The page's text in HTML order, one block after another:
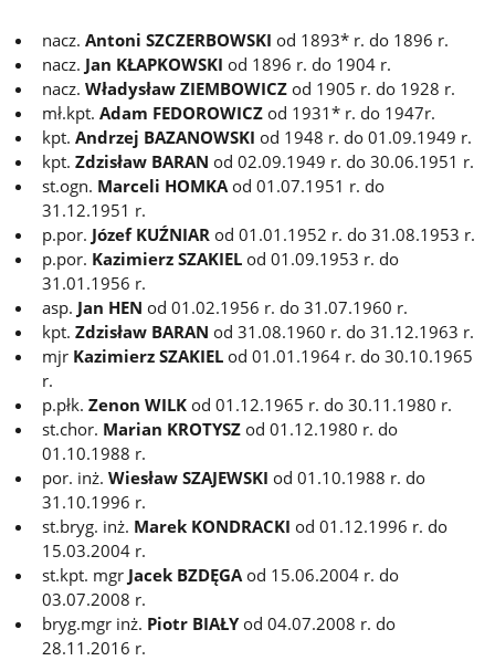
nacz.Antoni SZCZERBOWSKIod 1893* r. do 1896 r.
nacz. Jan KŁAPKOWSKIod 1896 r. do 1904 r.
nacz.Władysław ZIEMBOWICZod 1905 r. do 1928 r.
mł.kpt.Adam FEDOROWICZod 1931* r. do 1947r.
kpt.Andrzej BAZANOWSKIod 1948 r. do 01.09.1949 r.
kpt.Zdzisław BARANod 02.09.1949 r. do 30.06.1951 r.
st.ogn. Marceli HOMKAod 01.07.1951 r. do
31.12.1951 r.
p.por. Józef KUŹNIARod 01.01.1952 r. do 31.08.1953 r.
p.por. Kazimierz SZAKIELod 01.09.1953 r. do
31.01.1956 r.
asp. Jan HENod 01.02.1956 r. do 31.07.1960 r.
kpt.Zdzisław BARANod 31.08.1960 r. do 31.12.1963 r.
mjr Kazimierz SZAKIELod 01.01.1964 r. do 30.10.1965
r.
p.płk.Zenon WILKod 01.12.1965 r. do 30.11.1980 r.
st.chor. Marian KROTYSZod 01.12.1980 r. do
01.10.1988 r.
por. inż.Wiesław SZAJEWSKIod 01.10.1988 r. do
31.10.1996 r.
st.bryg. inż. Marek KONDRACKIod 01.12.1996 r. do
15.03.2004 r.
st.kpt. mgr Jacek BZDĘGAod 15.06.2004 r. do
03.07.2008 r.
bryg.mgr inż. Piotr BIAŁYod 04.07.2008 r. do
28.11.2016 r.